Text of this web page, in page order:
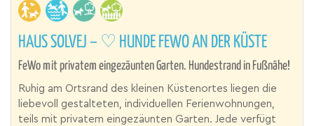
HAUS SOLVEJ – ♡ HUNDE FEWO AN DER KÜSTE
FeWo mit privatem eingezäunten Garten. Hundestrand in Fußnähe!
Ruhig am Ortsrand des kleinen Küstenortes liegen die
liebevoll gestalteten, individuellen Ferienwohnungen,
teils mit privatem eingezäunten Garten. Jede verfügt